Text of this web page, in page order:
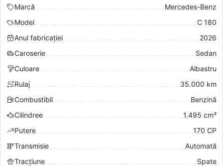
Marcă
Mercedes-Benz
Model
C 180
Anul fabricației
2026
Caroserie
Sedan
Culoare
Albastru
Rulaj
35.000 km
Combustibil
Benzină
Cilindree
1.495 cm³
Putere
170 CP
Transmisie
Automată
Tracțiune
Spate